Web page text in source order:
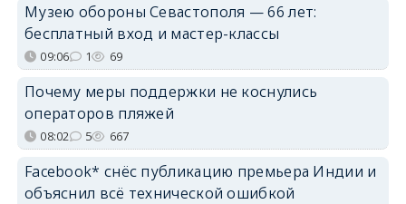
Музею обороны Севастополя — 66 лет:
бесплатный вход и мастер-классы
09:06 1 69
Почему меры поддержки не коснулись
операторов пляжей
08:02 5 667
Facebook* снёс публикацию премьера Индии и
объяснил всё технической ошибкой